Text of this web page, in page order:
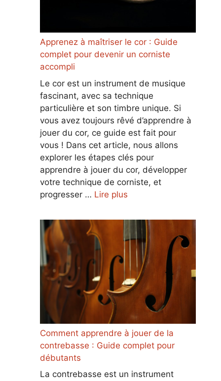
Apprenez à maîtriser le cor : Guide
complet pour devenir un corniste
accompli
Le cor est un instrument de musique
fascinant, avec sa technique
particulière et son timbre unique. Si
vous avez toujours rêvé d’apprendre à
jouer du cor, ce guide est fait pour
vous ! Dans cet article, nous allons
explorer les étapes clés pour
apprendre à jouer du cor, développer
votre technique de corniste, et
progresser … Lire plus
Comment apprendre à jouer de la
contrebasse : Guide complet pour
débutants
La contrebasse est un instrument